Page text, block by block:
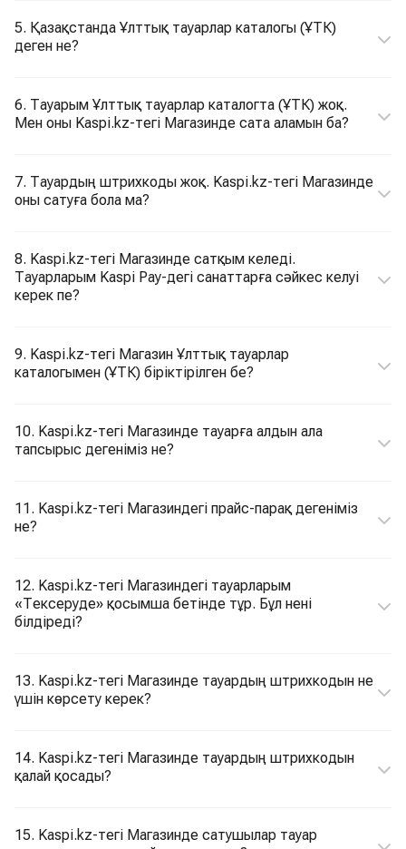
5. Қазақстанда Ұлттық тауарлар каталогы (ҰТК)
деген не?
6. Тауарым Ұлттық тауарлар каталогта (ҰТК) жоқ.
Мен оны Kaspi.kz-тегі Магазинде сата аламын ба?
7. Тауардың штрихкоды жоқ. Kaspi.kz-тегі Магазинде
оны сатуға бола ма?
8. Kaspi.kz-тегі Магазинде сатқым келеді.
Тауарларым Kaspi Pay-дегі санаттарға сәйкес келуі
керек пе?
9. Kaspi.kz-тегі Магазин Ұлттық тауарлар
каталогымен (ҰТК) біріктірілген бе?
10. Kaspi.kz-тегі Магазинде тауарға алдын ала
тапсырыс дегеніміз не?
11. Kaspi.kz-тегі Магазиндегі прайс-парақ дегеніміз
не?
12. Kaspi.kz-тегі Магазиндегі тауарларым
«Тексеруде» қосымша бетінде тұр. Бұл нені
білдіреді?
13. Kaspi.kz-тегі Магазинде тауардың штрихкодын не
үшін көрсету керек?
14. Kaspi.kz-тегі Магазинде тауардың штрихкодын
қалай қосады?
15. Kaspi.kz-тегі Магазинде сатушылар тауар